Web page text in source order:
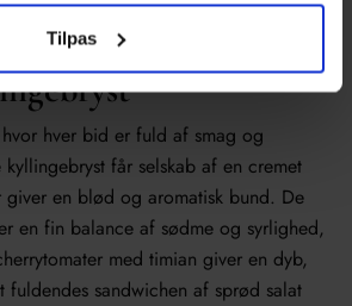
Tilpas
hver bid er fuld af smag og
får selskab af en cremet
giver en blød og aromatisk bund. De
en fin balance af sødme og syrlighed,
med timian giver en dyb,
fuldendes sandwichen af sprød salat